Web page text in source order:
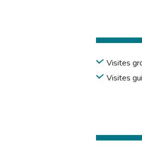
Visites
Visites